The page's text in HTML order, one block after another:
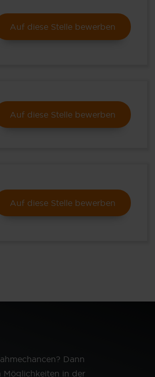
Auf diese Stelle bewerben
Auf diese Stelle bewerben
Auf diese Stelle bewerben
Dann
Möglichkeiten in der